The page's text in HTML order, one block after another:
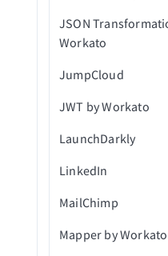
アプリケーシ
（v3）
添付ファイル
（batch）
チ）
関連付けを削
オブジェクト
スポート（file
CRMデータを
（file）
連絡先を検索
パイプライン
IDでユーザー
ユーザー別に
検索
ユーザー別に
ユーザーを検索
ユーザーを更新
スケジュール
アクションを
更新アクション
削除アクション
カスタムSQL
削除済みオブ
（real-time）
新規課題をエ
新規/更新済
アクション
コメントを作成
課題を作成
ユーザーを作成
ド
課題の変更ロ
使用
アクション
顧客リクエス
コメントを作成
コメントを一
キューを取得
キュー内の課
前提条件
トリガー
キュー内の新
（リアルタイ
トピック内の
アクション
メッセージを
開
キュー内のメ
JSON
Workato
アクション
JSON変換
JumpCloud
コネクション設定
トリガー
新規オブジェ
アクション
関連付けを作成
関連付けを削除
JWT by Workato
コネクション設定
アクション
JWTを生成
JWTをデコード
LaunchDarkly
コネクション設定
LinkedIn
コネクション設定
トリガー
MailChimp
コネクション設定
Mapper by Workato